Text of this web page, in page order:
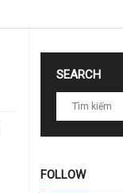
SEARCH
FOLLOW